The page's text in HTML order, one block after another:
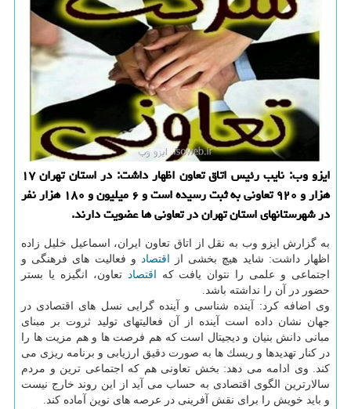
ایزو وب: نایب رئیس اتاق تعاون اظهار داشت: در استان تهران ۱۷
هزار و ۹۲۰ تعاونی به ثبت رسیده است و ۶ میلیون و ۱۸۰ هزار نفر
در شهرستانهای استان تهران در تعاونی ها عضویت دارند.
به گزارش ایزو وب به نقل از اتاق تعاون ایران، اسماعیل خلیل زاده
اظهار داشت: شاید هیچ بخشی از
اقتصاد و فعالیت های فرهنگی و
اجتماعی و علمی را نتوان یافت كه
اقتصاد تعاون، انگیزه یا بستر
حضور در آن را نداشته باشد.
وی اضافه كرد: آینده شناسی و آینده گرایی نسل های اقتصادی در
جهان نشان داده است آینده از آن فعالیتهای تولید ثروت بر مبنای
مبانی دانش بنیان و دیجیتال است كه هم فرصت ها و هم مزیت ها را
در كنار تهدیدها و ریسك ها به صورت دقیق ارزیابی و برنامه ریزی می
كند. وی ادامه می دهد: بخش تعاونی هم كه اجتماعی ترین و مردم
سالارترین الگوی اقتصادی به حساب می آید از این روند خارج نیست
و باید خویش را برای نقش آفرینی در عرصه های نوین آماده كند.